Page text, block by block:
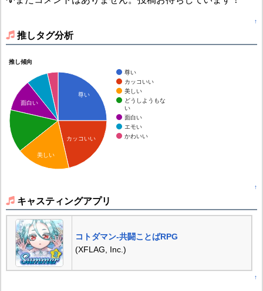
↑
推しタグ分析
推し傾向
尊い
カッコいい
美しい
どうしようもな
い
面白い
エモい
かわいい
尊い
カッコいい
面白い
美しい
↑
キャスティングアプリ
コトダマン-共闘ことばRPG
(XFLAG, Inc.)
↑